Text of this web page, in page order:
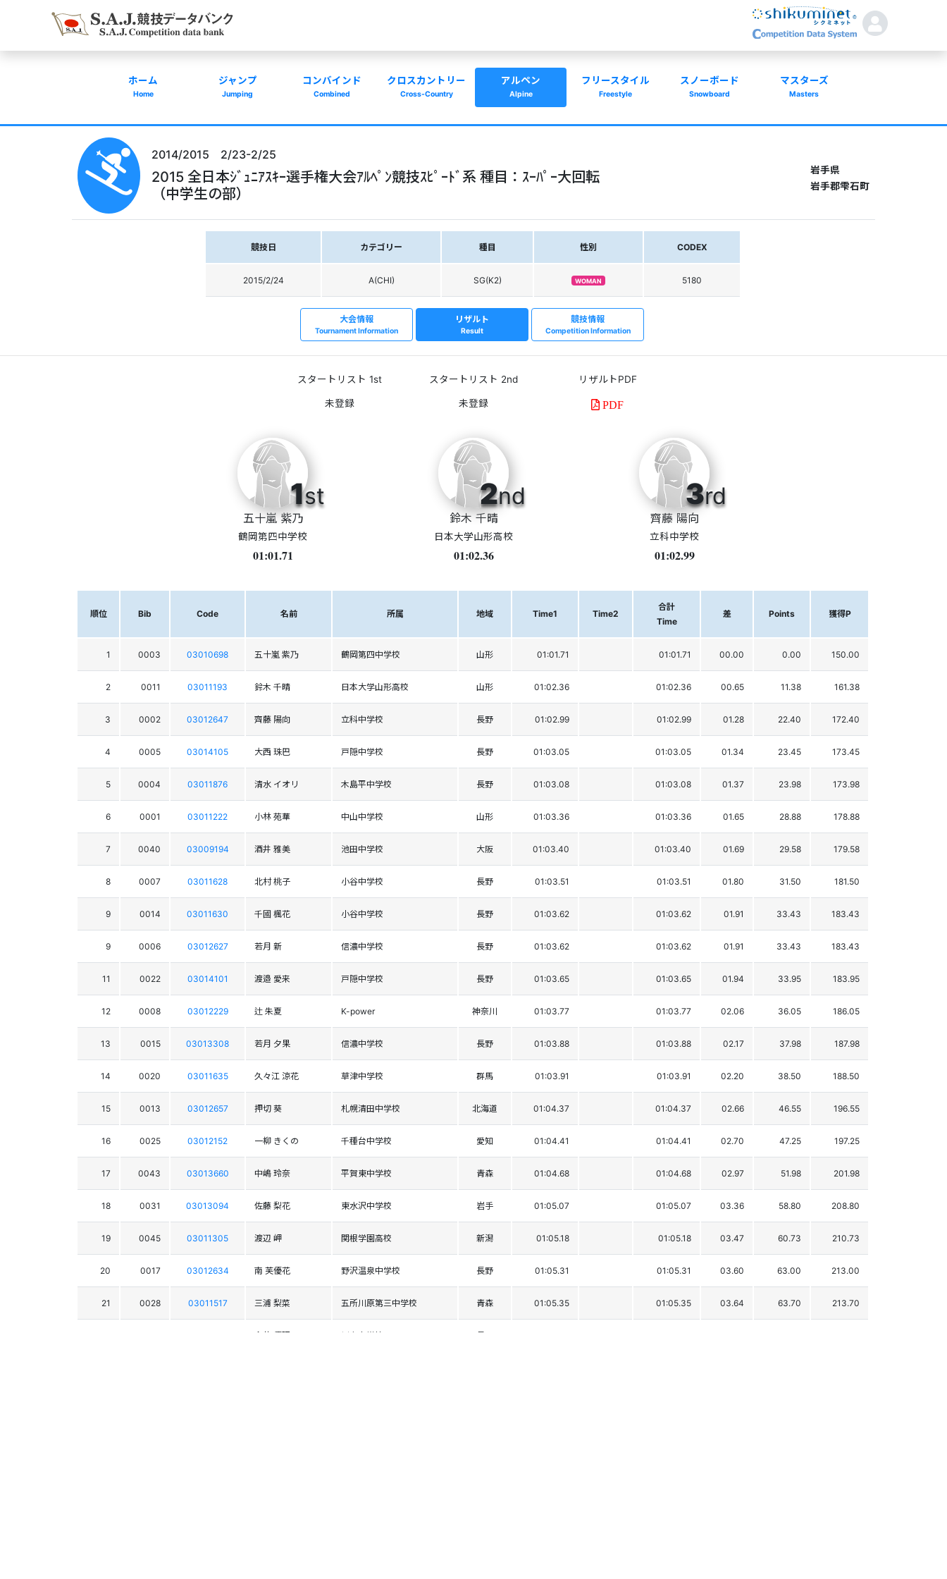
ホーム
Home
ジャンプ
Jumping
コンバインド
Combined
クロスカントリー
Cross-Country
アルペン
Alpine
フリースタイル
Freestyle
スノーボード
Snowboard
マスターズ
Masters
2014/2015 2/23-2/25
2015 全日本ｼﾞｭﾆｱｽｷｰ選手権大会ｱﾙﾍﾟﾝ競技ｽﾋﾟｰﾄﾞ系 種目：ｽｰﾊﾟｰ大回転
（中学生の部）
岩手県
岩手郡雫石町
競技日 カテゴリー 種目 性別 CODEX
2015/2/24 A(CHI) SG(K2) WOMAN 5180
大会情報
Tournament Information
リザルト
Result
競技情報
Competition Information
スタートリスト 1st スタートリスト 2nd リザルトPDF
PDF
1st
五十嵐 紫乃
鶴岡第四中学校
01:01.71
2nd
鈴木 千晴
日本大学山形高校
01:02.36
3rd
齊藤 陽向
立科中学校
01:02.99
順位 Bib Code 名前 所属 地域 Time1 Time2
合計
Time
差 Points 獲得P
1 0003 03010698 五十嵐 紫乃 鶴岡第四中学校 山形 01:01.71 01:01.71 00.00 0.00 150.00
2 0011 03011193 鈴木 千晴 日本大学山形高校 山形 01:02.36 01:02.36 00.65 11.38 161.38
3 0002 03012647 齊藤 陽向 立科中学校 長野 01:02.99 01:02.99 01.28 22.40 172.40
4 0005 03014105 大西 珠巴 戸隠中学校 長野 01:03.05 01:03.05 01.34 23.45 173.45
5 0004 03011876 清水 イオリ 木島平中学校 長野 01:03.08 01:03.08 01.37 23.98 173.98
6 0001 03011222 小林 苑華 中山中学校 山形 01:03.36 01:03.36 01.65 28.88 178.88
7 0040 03009194 酒井 雅美 池田中学校 大阪 01:03.40 01:03.40 01.69 29.58 179.58
8 0007 03011628 北村 桃子 小谷中学校 長野 01:03.51 01:03.51 01.80 31.50 181.50
9 0014 03011630 千國 楓花 小谷中学校 長野 01:03.62 01:03.62 01.91 33.43 183.43
9 0006 03012627 若月 新 信濃中学校 長野 01:03.62 01:03.62 01.91 33.43 183.43
11 0022 03014101 渡邉 愛来 戸隠中学校 長野 01:03.65 01:03.65 01.94 33.95 183.95
12 0008 03012229 辻 朱夏 K-power 神奈川 01:03.77 01:03.77 02.06 36.05 186.05
13 0015 03013308 若月 夕果 信濃中学校 長野 01:03.88 01:03.88 02.17 37.98 187.98
14 0020 03011635 久々江 涼花 草津中学校 群馬 01:03.91 01:03.91 02.20 38.50 188.50
15 0013 03012657 押切 葵 札幌清田中学校 北海道 01:04.37 01:04.37 02.66 46.55 196.55
16 0025 03012152 一柳 きくの 千種台中学校 愛知 01:04.41 01:04.41 02.70 47.25 197.25
17 0043 03013660 中嶋 玲奈 平賀東中学校 青森 01:04.68 01:04.68 02.97 51.98 201.98
18 0031 03013094 佐藤 梨花 東水沢中学校 岩手 01:05.07 01:05.07 03.36 58.80 208.80
19 0045 03011305 渡辺 岬 関根学園高校 新潟 01:05.18 01:05.18 03.47 60.73 210.73
20 0017 03012634 南 芙優花 野沢温泉中学校 長野 01:05.31 01:05.31 03.60 63.00 213.00
21 0028 03011517 三浦 梨菜 五所川原第三中学校 青森 01:05.35 01:05.35 03.64 63.70 213.70
今井 優理 川上中学校 長野